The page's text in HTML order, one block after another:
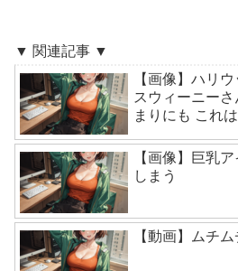
▼ 関連記事 ▼
【画像】ハリ
スウィーニー
まりにも これ
【画像】巨乳
しまう
【動画】ムチ